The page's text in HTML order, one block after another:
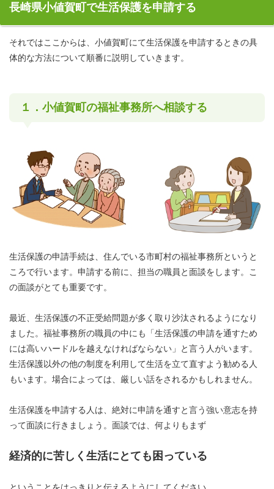
長崎県小値賀町で生活保護を申請する
それではここからは、小値賀町にて生活保護を申請するときの具
体的な方法について順番に説明していきます。
１．小値賀町の福祉事務所へ相談する
生活保護の申請手続は、住んでいる市町村の福祉事務所というと
ころで行います。申請する前に、担当の職員と面談をします。こ
の面談がとても重要です。
最近、生活保護の不正受給問題が多く取り沙汰されるようになり
ました。福祉事務所の職員の中にも「生活保護の申請を通すため
には高いハードルを越えなければならない」と言う人がいます。
生活保護以外の他の制度を利用して生活を立て直すよう勧める人
もいます。場合によっては、厳しい話をされるかもしれません。
生活保護を申請する人は、絶対に申請を通すと言う強い意志を持
って面談に行きましょう。面談では、何よりもまず
経済的に苦しく生活にとても困っている